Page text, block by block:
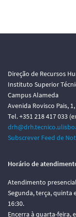
Direção de Recursos
Instituto Superior
Campus Alameda
Avenida Rovisco Pais,
Tel. +351 218 417 033
Subscrever Feed de
Horário de
Atendimento
Segunda, terça, quinta
16:30.
Encerra à quarta-feira,